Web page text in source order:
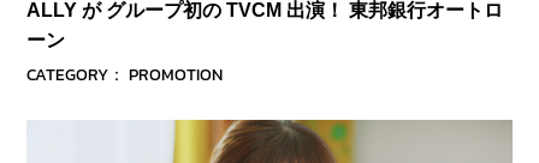
ALLY が グループ初の TVCM 出演！ 東邦銀行オートロ
ーン
CATEGORY： PROMOTION